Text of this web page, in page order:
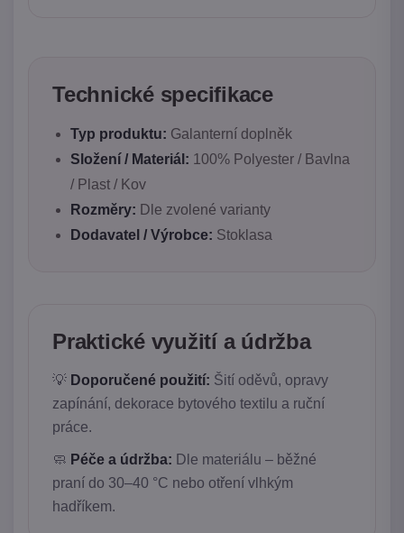
Technické specifikace
Typ produktu: Galanterní doplněk
Složení / Materiál: 100% Polyester / Bavlna
/ Plast / Kov
Rozměry: Dle zvolené varianty
Dodavatel / Výrobce: Stoklasa
Praktické využití a údržba
💡 Doporučené použití: Šití oděvů, opravy
zapínání, dekorace bytového textilu a ruční
práce.
🧼 Péče a údržba: Dle materiálu – běžné
praní do 30–40 °C nebo otření vlhkým
hadříkem.